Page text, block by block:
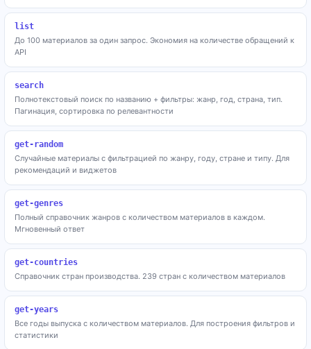
list
До 100 материалов за один запрос. Экономия на количестве обращений к
API
search
Полнотекстовый поиск по названию + фильтры: жанр, год, страна, тип.
Пагинация, сортировка по релевантности
get-random
Случайные материалы с фильтрацией по жанру, году, стране и типу. Для
рекомендаций и виджетов
get-genres
Полный справочник жанров с количеством материалов в каждом.
Мгновенный ответ
get-countries
Справочник стран производства. 239 стран с количеством материалов
get-years
Все годы выпуска с количеством материалов. Для построения фильтров и
статистики